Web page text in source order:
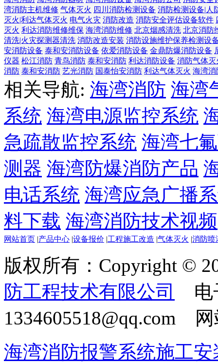
湾消防主机维修 气体灭火 四川消防检测设备 消防检测设备|人
灭火|利达气体灭火 电气火灾 消防改造 消防安全评估设备软件
灭火 利达消防维修维保 海湾消防维修 北京烟感清洗 北京消防
清洗|火灾探测器清洗 消防改造安装 消防设施维护保养检测设
安消防设备 泰和安消防设备 依爱消防设备 金鼎防爆消防设备
仪器 松江消防 青鸟消防 泰和安消防 利达消防设备 消防气体灭
消防 泰和安消防 艺光消防 国泰怡安消防 利达气体灭火 海湾消
相关导航: 海湾消防 海湾
系统 海湾电源监控系统
急疏散监控系统 海湾七
测器 海湾防爆消防产品
电话系统 海湾应急广播
料下载 海湾消防技术视频
网站首页 |产品中心 |设备报价 |工程施工改造 |气体灭火 |消防喷
版权所有：Copyright ©
防工程技术有限公司
电
1334605518@qq.com
海湾消防报警系统施工